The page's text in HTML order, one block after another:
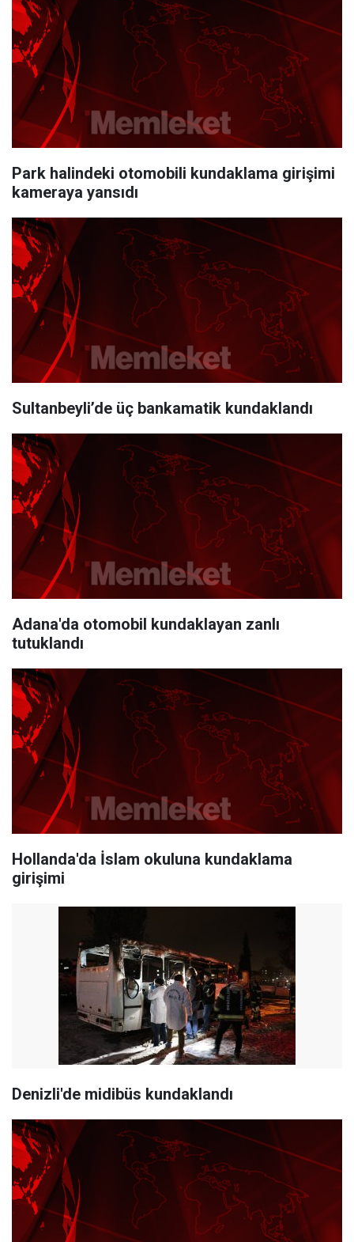
Park halindeki otomobili kundaklama girişimi
kameraya yansıdı
Sultanbeyli’de üç bankamatik kundaklandı
Adana'da otomobil kundaklayan zanlı
tutuklandı
Hollanda'da İslam okuluna kundaklama
girişimi
Denizli'de midibüs kundaklandı